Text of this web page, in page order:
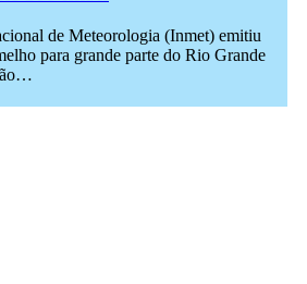
de Meteorologia (Inmet) emitiu
para grande parte do Rio Grande